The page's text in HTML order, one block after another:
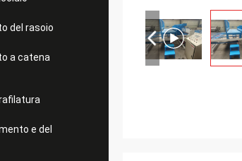
del rasoio
a catena
e del